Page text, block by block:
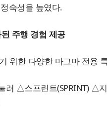
숙성을 높였다.
주행 경험 제공
위한 다양한 마그마 전용
러 △스프린트(SPRINT) △